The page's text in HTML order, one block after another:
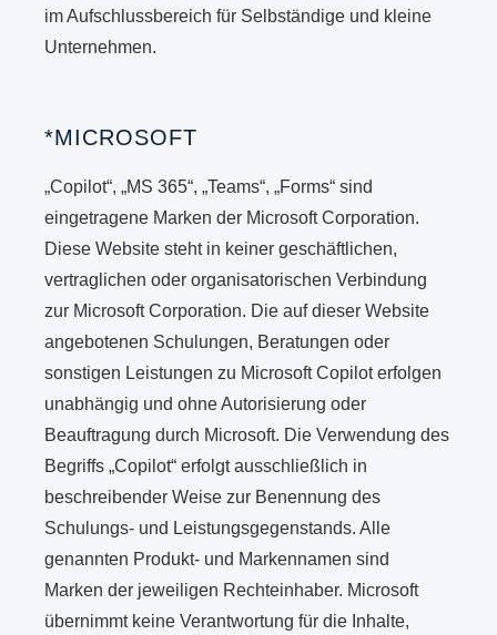
im Aufschlussbereich für Selbständige und kleine
Unternehmen.
*MICROSOFT
„Copilot“, „MS 365“, „Teams“, „Forms“ sind
eingetragene Marken der Microsoft Corporation.
Diese Website steht in keiner geschäftlichen,
vertraglichen oder organisatorischen Verbindung
zur Microsoft Corporation. Die auf dieser Website
angebotenen Schulungen, Beratungen oder
sonstigen Leistungen zu Microsoft Copilot erfolgen
unabhängig und ohne Autorisierung oder
Beauftragung durch Microsoft. Die Verwendung des
Begriffs „Copilot“ erfolgt ausschließlich in
beschreibender Weise zur Benennung des
Schulungs- und Leistungsgegenstands. Alle
genannten Produkt- und Markennamen sind
Marken der jeweiligen Rechteinhaber. Microsoft
übernimmt keine Verantwortung für die Inhalte,